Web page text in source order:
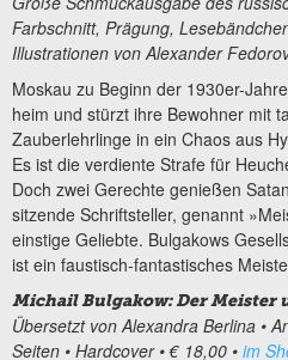
Farbschnitt, Prägung,
Illustrationen von Alexander
Moskau zu Beginn der 1930er-
heim und stürzt ihre Bewohner mit
Zauberlehrlinge in ein Chaos aus
Es ist die verdiente Strafe für
Doch zwei Gerechte genießen
sitzende Schriftsteller, genannt
einstige Geliebte. Bulgakows
ist ein faustisch-fantastisches
Michail Bulgakow: Der Meister
Übersetzt von Alexandra Berlina •
Seiten • Hardcover • € 18,00 • im